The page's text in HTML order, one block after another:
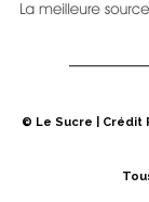
© Le Sucre | Crédit